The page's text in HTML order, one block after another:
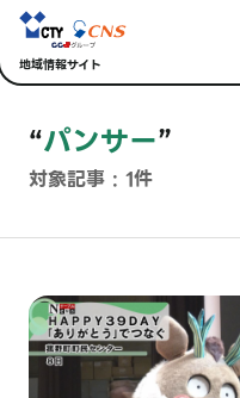
地域情報サイト
“パンサー”
対象記事 : 1件